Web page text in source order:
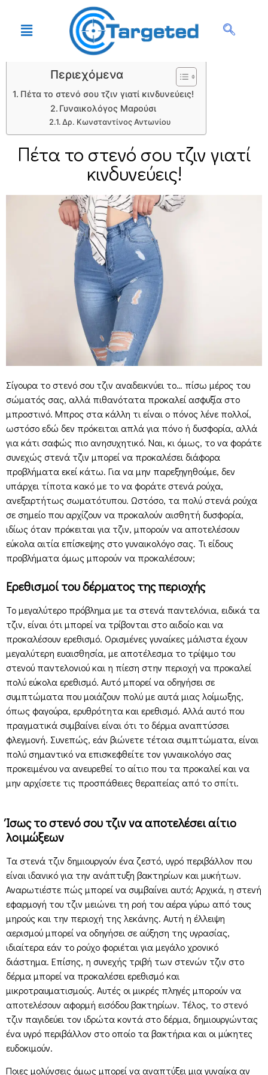
Περιεχόμενα
Πέτα το στενό σου τζιν γιατί κινδυνεύεις!
Γυναικολόγος Μαρούσι
Δρ. Κωνσταντίνος Αντωνίου
Πέτα το στενό σου τζιν γιατί
κινδυνεύεις!
Σίγουρα το στενό σου τζιν αναδεικνύει το… πίσω μέρος του
σώματός σας, αλλά πιθανότατα προκαλεί ασφυξία στο
μπροστινό. Μπρος στα κάλλη τι είναι ο πόνος λένε πολλοί,
ωστόσο εδώ δεν πρόκειται απλά για πόνο ή δυσφορία, αλλά
για κάτι σαφώς πιο ανησυχητικό. Ναι, κι όμως, το να φοράτε
συνεχώς στενά τζιν μπορεί να προκαλέσει διάφορα
προβλήματα εκεί κάτω. Για να μην παρεξηγηθούμε, δεν
υπάρχει τίποτα κακό με το να φοράτε στενά ρούχα,
ανεξαρτήτως σωματότυπου. Ωστόσο, τα πολύ στενά ρούχα
σε σημείο που αρχίζουν να προκαλούν αισθητή δυσφορία,
ιδίως όταν πρόκειται για τζιν, μπορούν να αποτελέσουν
εύκολα αιτία επίσκεψης στο γυναικολόγο σας. Τι είδους
προβλήματα όμως μπορούν να προκαλέσουν;
Ερεθισμοί του δέρματος της περιοχής
Το μεγαλύτερο πρόβλημα με τα στενά παντελόνια, ειδικά τα
τζιν, είναι ότι μπορεί να τρίβονται στο αιδοίο και να
προκαλέσουν ερεθισμό. Ορισμένες γυναίκες μάλιστα έχουν
μεγαλύτερη ευαισθησία, με αποτέλεσμα το τρίψιμο του
στενού παντελονιού και η πίεση στην περιοχή να προκαλεί
πολύ εύκολα ερεθισμό. Αυτό μπορεί να οδηγήσει σε
συμπτώματα που μοιάζουν πολύ με αυτά μιας λοίμωξης,
όπως φαγούρα, ερυθρότητα και ερεθισμό. Αλλά αυτό που
πραγματικά συμβαίνει είναι ότι το δέρμα αναπτύσσει
φλεγμονή. Συνεπώς, εάν βιώνετε τέτοια συμπτώματα, είναι
πολύ σημαντικό να επισκεφθείτε τον γυναικολόγο σας
προκειμένου να ανευρεθεί το αίτιο που τα προκαλεί και να
μην αρχίσετε τις προσπάθειες θεραπείας από το σπίτι.
Ίσως το στενό σου τζιν να αποτελέσει αίτιο
λοιμώξεων
Τα στενά τζιν δημιουργούν ένα ζεστό, υγρό περιβάλλον που
είναι ιδανικό για την ανάπτυξη βακτηρίων και μυκήτων.
Αναρωτιέστε πώς μπορεί να συμβαίνει αυτό; Αρχικά, η στενή
εφαρμογή του τζιν μειώνει τη ροή του αέρα γύρω από τους
μηρούς και την περιοχή της λεκάνης. Αυτή η έλλειψη
αερισμού μπορεί να οδηγήσει σε αύξηση της υγρασίας,
ιδιαίτερα εάν το ρούχο φοριέται για μεγάλο χρονικό
διάστημα. Επίσης, η συνεχής τριβή των στενών τζιν στο
δέρμα μπορεί να προκαλέσει ερεθισμό και
μικροτραυματισμούς. Αυτές οι μικρές πληγές μπορούν να
αποτελέσουν αφορμή εισόδου βακτηρίων. Τέλος, το στενό
τζιν παγιδεύει τον ιδρώτα κοντά στο δέρμα, δημιουργώντας
ένα υγρό περιβάλλον στο οποίο τα βακτήρια και οι μύκητες
ευδοκιμούν.
Ποιες μολύνσεις όμως μπορεί να αναπτύξει μια γυναίκα αν